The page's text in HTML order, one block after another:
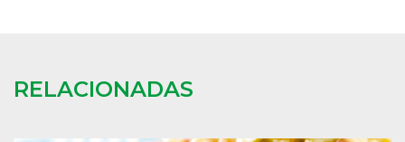
RELACIONADAS